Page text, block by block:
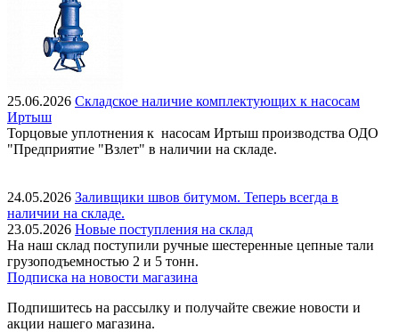
25.06.2026 Складское наличие комплектующих к насосам
Иртыш
Торцовые уплотнения к насосам Иртыш производства ОДО
"Предприятие "Взлет" в наличии на складе.
24.05.2026 Заливщики швов битумом. Теперь всегда в
наличии на складе.
23.05.2026 Новые поступления на склад
На наш склад поступили ручные шестеренные цепные тали
грузоподъемностью 2 и 5 тонн.
Подписка на новости магазина
Подпишитесь на рассылку и получайте свежие новости и
акции нашего магазина.